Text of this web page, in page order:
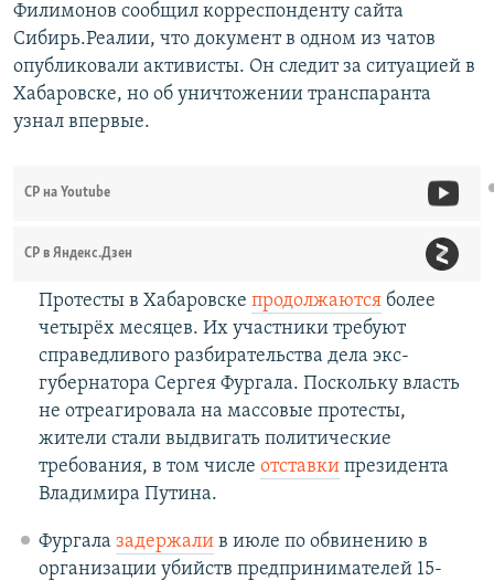
Филимонов сообщил корреспонденту сайта
Сибирь.Реалии, что документ в одном из чатов
опубликовали активисты. Он следит за ситуацией в
Хабаровске, но об уничтожении транспаранта
узнал впервые.
СР на Youtube
СР в Яндекс.Дзен
Протесты в Хабаровске продолжаютсяболее
четырёх месяцев. Их участники требуют
справедливого разбирательства дела экс-
губернатора Сергея Фургала. Поскольку власть
не отреагировала на массовые протесты,
жители стали выдвигать политические
требования, в том числе отставкипрезидента
Владимира Путина.
Фургала задержалив июле по обвинению в
организации убийств предпринимателей 15-